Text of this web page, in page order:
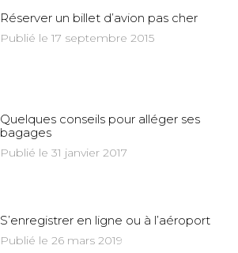
Réserver un billet d’avion pas cher
Publié le 17 septembre 2015
Quelques conseils pour alléger ses
bagages
Publié le 31 janvier 2017
S’enregistrer en ligne ou à l’aéroport
Publié le 26 mars 2019